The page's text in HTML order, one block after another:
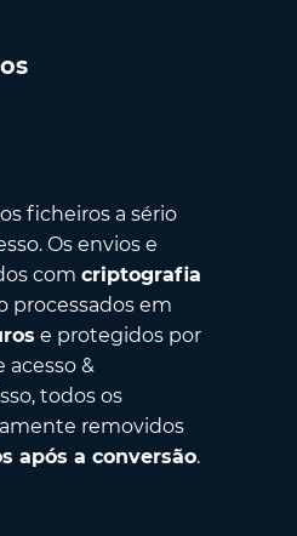
ficheiros a sério
Os envios e
com criptografia
processados em
e protegidos por
acesso &
todos os
removidos
após a conversão.